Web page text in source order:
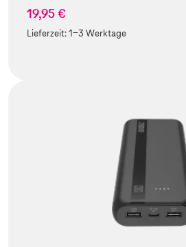
19,95 €
Lieferzeit:1-3 Werktage